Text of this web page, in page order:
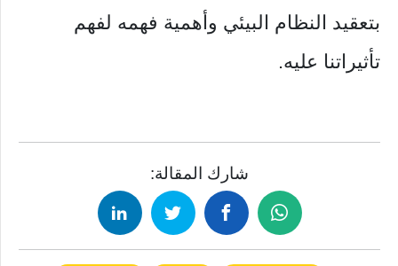
بتعقيد النظام البيئي وأهمية فهمه لفهم
تأثيراتنا عليه.
شارك المقالة: